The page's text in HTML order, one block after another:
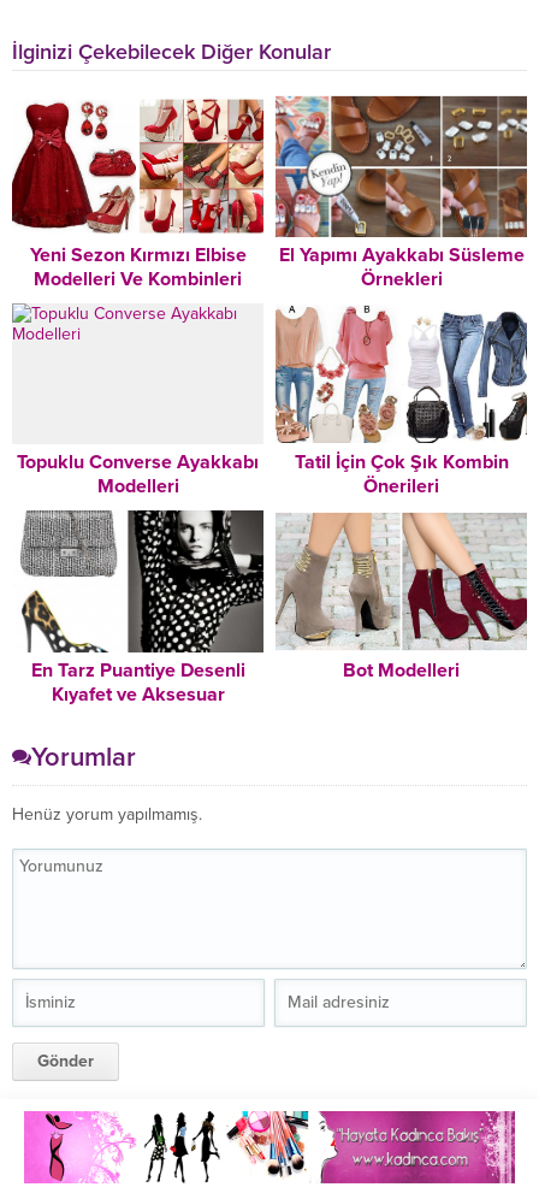
İlginizi Çekebilecek Diğer Konular
Yeni Sezon Kırmızı Elbise
Modelleri Ve Kombinleri
El Yapımı Ayakkabı Süsleme
Örnekleri
Topuklu Converse Ayakkabı
Modelleri
Tatil İçin Çok Şık Kombin
Önerileri
En Tarz Puantiye Desenli
Kıyafet ve Aksesuar
Bot Modelleri
Yorumlar
Henüz yorum yapılmamış.